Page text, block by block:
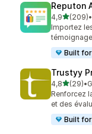
Reputon
4,9étoile(s)
(209)
209 avis •
Importez
Built
Trustyy
4,8étoile(s)
(29)
29 avis au•
Renforcez
et des
Built